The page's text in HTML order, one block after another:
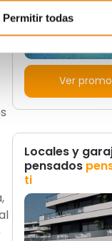
Permitir todas
Ver
Locales y
pensados
ti